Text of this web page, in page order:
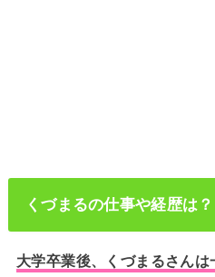
くづまるの仕事や経歴は？
大学卒業後、くづまるさん